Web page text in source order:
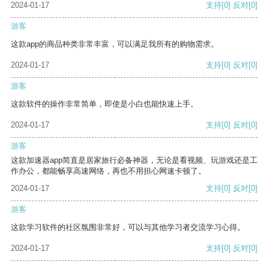
2024-01-17 支持[0] 反对[0]
游客
这款app的商品种类非常丰富，可以满足我所有的购物需求。
2024-01-17 支持[0] 反对[0]
游客
这款软件的操作非常简单，即使是小白也能快速上手。
2024-01-17 支持[0] 反对[0]
游客
这款加速器app简直是居家旅行必备神器，无论是看视频、玩游戏还是工
作办公，都能畅享高速网络，再也不用担心网速卡顿了。
2024-01-17
支持[0] 反对[0]
游客
这款学习软件的社区氛围非常好，可以与其他学习者交流学习心得。
2024-01-17 支持[0] 反对[0]